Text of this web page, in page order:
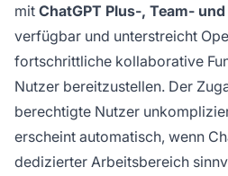
mit ChatGPT Plus-, Team-
verfügbar und unterstreicht
fortschrittliche kollaborative
Nutzer bereitzustellen. Der
berechtigte Nutzer
erscheint automatisch, wenn
dedizierter Arbeitsbereich